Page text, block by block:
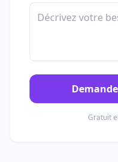
Gratuit